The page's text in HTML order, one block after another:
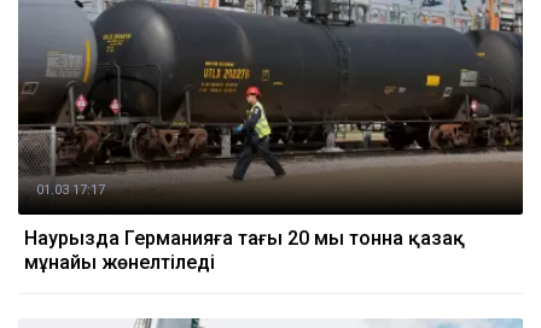
01.03 17:17
Наурызда Германияға тағы 20 мың тонна қазақ
мұнайы жөнелтіледі